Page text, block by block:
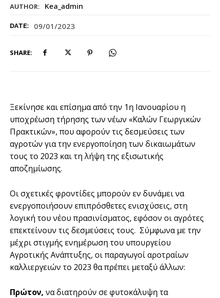
AUTHOR: Kea_admin
DATE: 09/01/2023
SHARE:
Ξεκίνησε και επίσηµα από την 1η Ιανουαρίου η
υποχρέωση τήρησης των νέων «Καλών Γεωργικών
Πρακτικών», που αφορούν τις δεσµεύσεις των
αγροτών για την ενεργοποίηση των δικαιωµάτων
τους το 2023 και τη λήψη της εξισωτικής
αποζηµίωσης.
Οι σχετικές φροντίδες µπορούν εν δυνάµει να
ενεργοποιήσουν επιπρόσθετες ενισχύσεις, στη
λογική του νέου πρασινίσµατος, εφόσον οι αγρότες
επεκτείνουν τις δεσµεύσεις τους. Σύµφωνα µε την
µέχρι στιγµής ενηµέρωση του υπουργείου
Αγροτικής Ανάπτυξης, οι παραγωγοί αροτραίων
καλλιεργειών το 2023 θα πρέπει µεταξύ άλλων:
Πρώτον, να διατηρούν σε φυτοκάλυψη τα